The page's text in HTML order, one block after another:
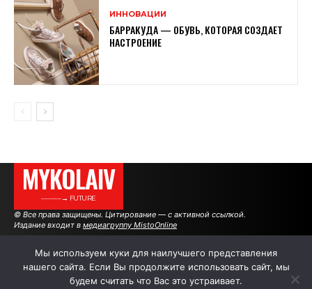
ИННОВАЦИИ
БАРРАКУДА — ОБУВЬ, КОТОРАЯ СОЗДАЕТ
НАСТРОЕНИЕ
MYKOLAIV
———→ FUTURE
© Все права защищены. Цитирование — с активной ссылкой.
Издание входит в медиагруппу MistoOnline
АВТОРЫ РЕКЛАМА НА САЙТЕ
Мы используем куки для наилучшего представления
нашего сайта. Если Вы продолжите использовать сайт, мы
будем считать что Вас это устраивает.